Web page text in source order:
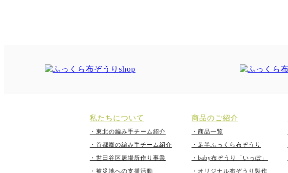
私たちについて
・東北の編み手チーム紹介
・首都圏の編み手チーム紹介
・世田谷区居場所作り事業
・被災地への支援活動
商品のご紹介
・商品一覧
・足半ふっくら布ぞうり
・baby布ぞうり「いっぽ」
・オリジナル布ぞうり製作